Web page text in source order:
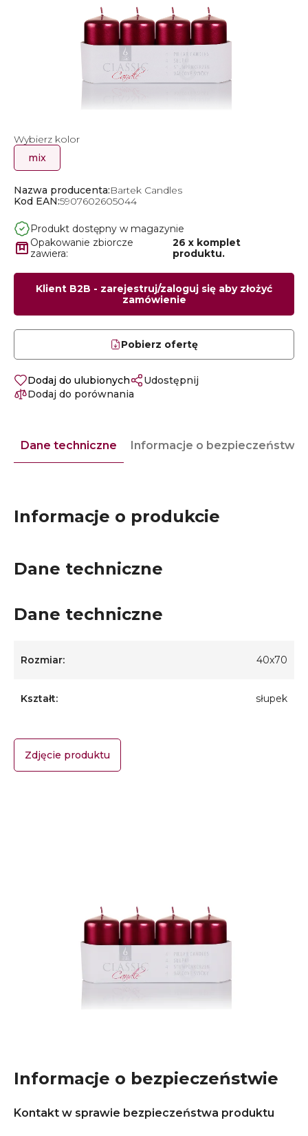
Wybierz kolor
mix
Nazwa producenta:Bartek Candles
Kod EAN:5907602605044
Produkt dostępny w magazynie
Opakowanie zbiorcze
zawiera:
26 x komplet
produktu.
Klient B2B - zarejestruj/zaloguj się aby złożyć
zamówienie
Pobierz ofertę
Dodaj do ulubionych
Udostępnij
Dodaj do porównania
Dane techniczne Informacje o bezpieczeństwie
Informacje o produkcie
Dane techniczne
Dane techniczne
Rozmiar: 40x70
Kształt: słupek
Zdjęcie produktu
Informacje o bezpieczeństwie
Kontakt w sprawie bezpieczeństwa produktu